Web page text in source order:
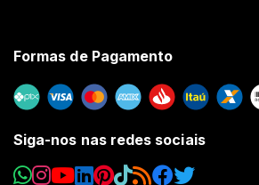
Formas de Pagamento
Siga-nos nas redes sociais